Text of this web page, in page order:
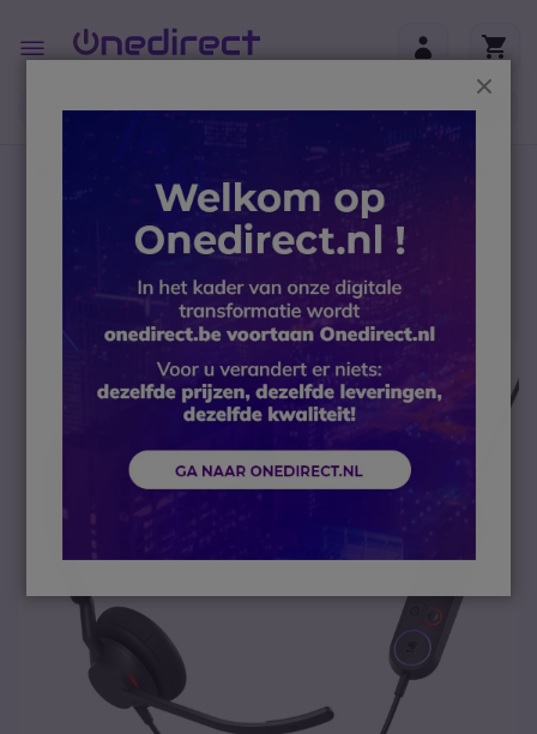
Toggle
Nav
btw)
Headsets
PC headsets
Microsoft Teams headset
Jabra Engage 40 (Inline Link) USB-C MS Mono